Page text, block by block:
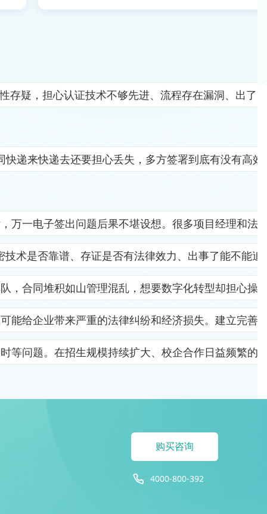
疑，担心认证技术不够先进、流程存在漏洞、出了
递来快递去还要担心丢失，多方签署到底有没有高
一电子签出问题后果不堪设想。很多项目经理和法
术是否靠谱、存证是否有法律效力、出事了能不能
合同堆积如山管理混乱，想要数字化转型却担心操
给企业带来严重的法律纠纷和经济损失。建立完
问题。在招生规模持续扩大、校企合作日益频繁
购买咨询
4000-800-392